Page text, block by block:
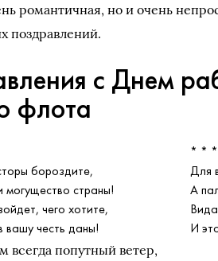
романтичная, но и очень
поздравлений.
с Днем
флота
бороздите,
могущество страны!
чего хотите,
честь даны!
всегда попутный ветер,
* * *
Для
А
И